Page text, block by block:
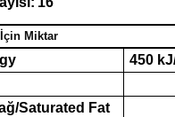
Miktar
450
Saturated Fat